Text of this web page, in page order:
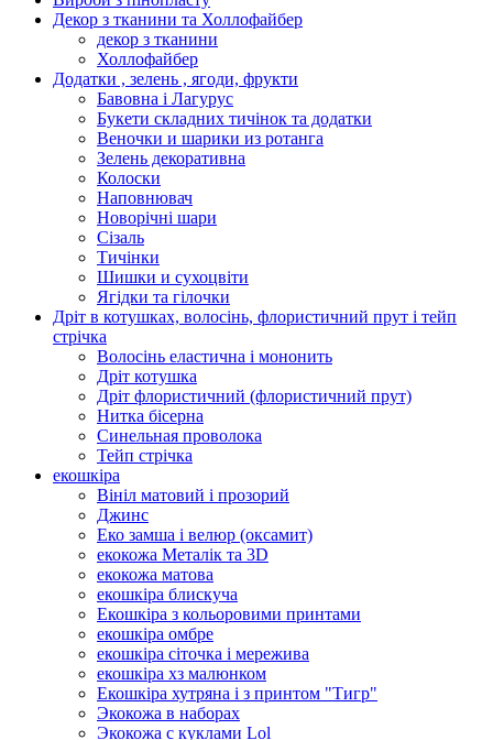
Декор з тканини та Холлофайбер
декор з тканини
Холлофайбер
Додатки , зелень , ягоди, фрукти
Бавовна і Лагурус
Букети складних тичінок та додатки
Веночки и шарики из ротанга
Зелень декоративна
Колоски
Наповнювач
Новорічні шари
Сізаль
Тичінки
Шишки и сухоцвіти
Ягідки та гілочки
Дріт в котушках, волосінь, флористичний прут і тейп
стрічка
Волосінь еластична і мононить
Дріт котушка
Дріт флористичний (флористичний прут)
Нитка бісерна
Синельная проволока
Тейп стрічка
екошкіра
Вініл матовий і прозорий
Джинс
Еко замша і велюр (оксамит)
екокожа Металік та 3D
екокожа матова
екошкіра блискуча
Екошкіра з кольоровими принтами
екошкіра омбре
екошкіра сіточка і мережива
екошкіра хз малюнком
Екошкіра хутряна і з принтом "Тигр"
Экокожа в наборах
Экокожа с куклами Lol